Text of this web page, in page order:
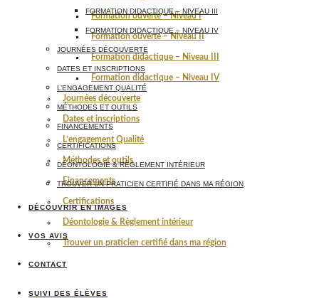
Formation ouverte – Niveau I
Formation ouverte – Niveau II
Formation didactique – Niveau III
Formation didactique – Niveau IV
Journées découverte
Dates et inscriptions
L’engagement Qualité
Méthodes et outils
Financements
Certifications
Déontologie & Règlement intérieur
Trouver un praticien certifié dans ma région
FORMATION DIDACTIQUE – NIVEAU III
FORMATION DIDACTIQUE – NIVEAU IV
JOURNÉES DÉCOUVERTE
DATES ET INSCRIPTIONS
L’ENGAGEMENT QUALITÉ
MÉTHODES ET OUTILS
FINANCEMENTS
CERTIFICATIONS
DÉONTOLOGIE & RÈGLEMENT INTÉRIEUR
TROUVER UN PRATICIEN CERTIFIÉ DANS MA RÉGION
DÉCOUVRIR EN IMAGES
VOS AVIS
CONTACT
SUIVI DES ÉLÈVES